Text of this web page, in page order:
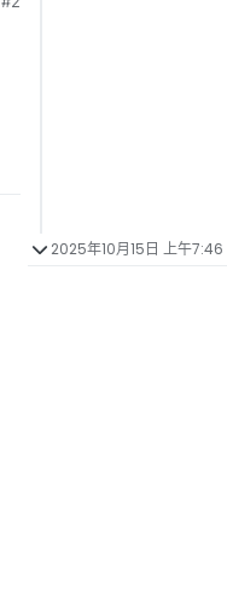
2025年10月15日 上午7:46